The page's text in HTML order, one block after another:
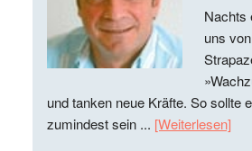
Nachts
uns
und tanken neue Kräfte. So sollte
zumindest sein ... [Weiterlesen]